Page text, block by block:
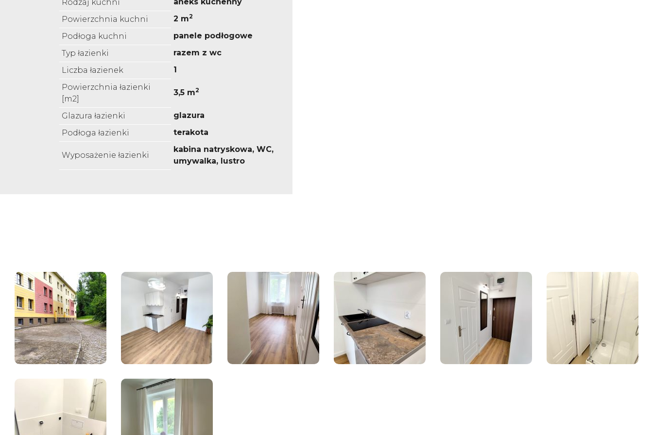
Rodzaj kuchni
Powierzchnia kuchni
2 m2
Podłoga kuchni
panele podłogowe
Typ łazienki
razem z wc
Liczba łazienek
1
Powierzchnia łazienki
[m2]
3,5 m2
Glazura łazienki
glazura
Podłoga łazienki
terakota
Wyposażenie łazienki
kabina natryskowa, WC,
umywalka, lustro